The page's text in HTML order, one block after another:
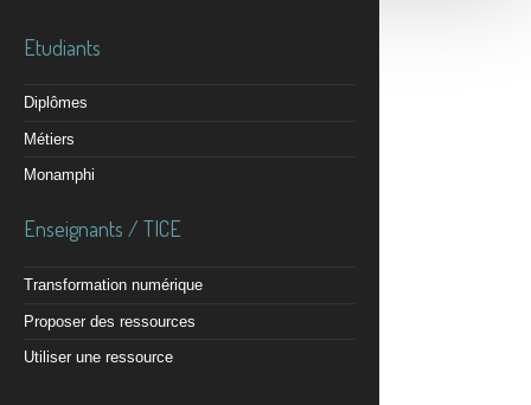
Etudiants
Diplômes
Métiers
Monamphi
Enseignants / TICE
Transformation numérique
Proposer des ressources
Utiliser une ressource